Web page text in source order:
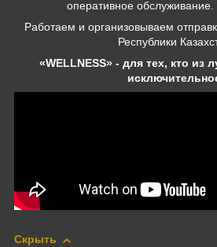
оперативное
Работаем и организовываем
Республики
«WELLNESS» - для тех, кто из
Скрыть